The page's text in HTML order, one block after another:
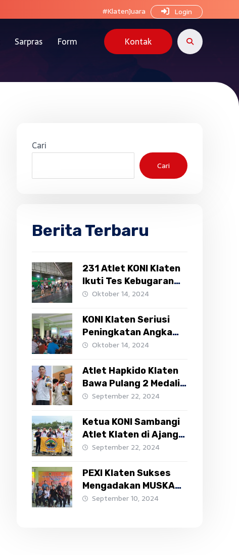
Login
#KlatenJuara
Sarpras Form Kontak
Cari
Cari
Berita Terbaru
231 Atlet KONI Klaten
Ikuti Tes Kebugaran
Atlet III
Oktober 14, 2024
KONI Klaten Seriusi
Peningkatan Angka
VO2Max Atletnya,
Darmoko
Oktober 14, 2024
Atlet Hapkido Klaten
Bawa Pulang 2 Medali
Perunggu PON XXI
September 22, 2024
Ketua KONI Sambangi
Atlet Klaten di Ajang
PON XXI
September 22, 2024
PEXI Klaten Sukses
Mengadakan MUSKAB ,
Sah Menjadi Anggota
September 10, 2024